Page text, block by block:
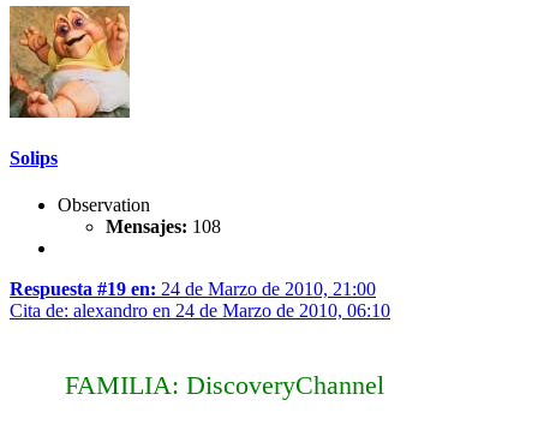
Solips
Observation
Mensajes: 108
Respuesta #19 en: 24 de Marzo de 2010, 21:00
Cita de: alexandro en 24 de Marzo de 2010, 06:10
FAMILIA: DiscoveryChannel